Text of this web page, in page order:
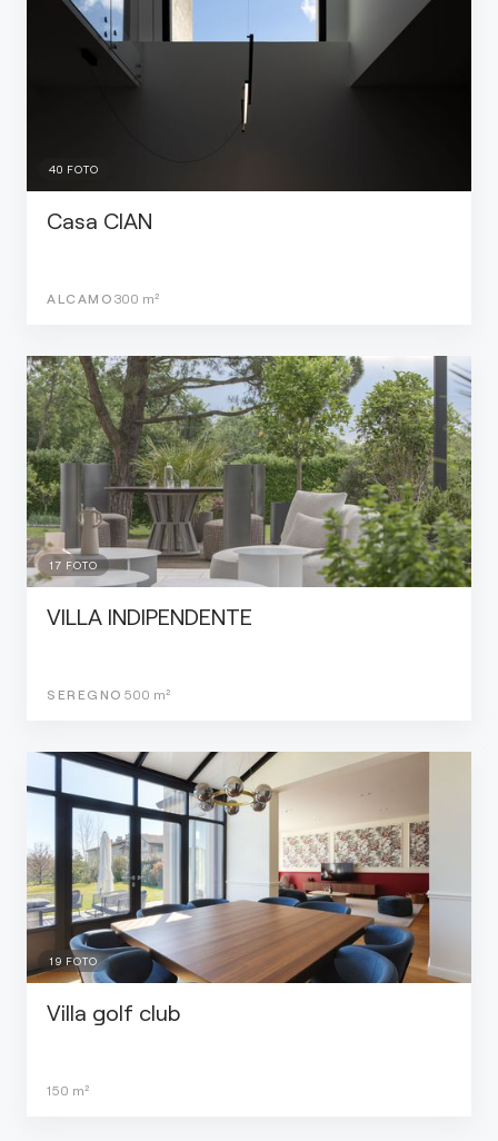
40 FOTO
Casa CIAN
ALCAMO 300 m²
17 FOTO
VILLA INDIPENDENTE
SEREGNO 500 m²
19 FOTO
Villa golf club
150 m²